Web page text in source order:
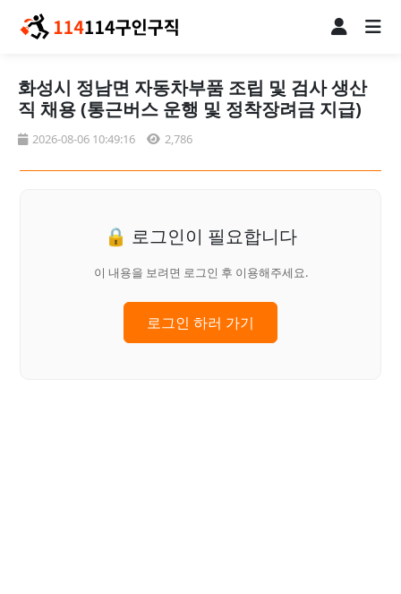
화성시 정남면 자동차부품 조립 및 검사 생산
직 채용 (통근버스 운행 및 정착장려금 지급)
2026-08-06 10:49:16 2,786
🔒 로그인이 필요합니다
이 내용을 보려면 로그인 후 이용해주세요.
로그인 하러 가기